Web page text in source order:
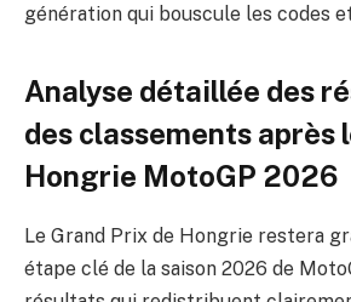
génération qui bouscule les codes
Analyse détaillée des
des classements après
Hongrie MotoGP 2026
Le Grand Prix de Hongrie restera
étape clé de la saison 2026 de